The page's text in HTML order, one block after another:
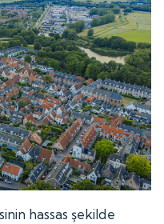
hassas şekilde